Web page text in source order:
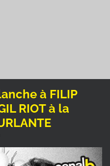
à FILIP
RIOT à la